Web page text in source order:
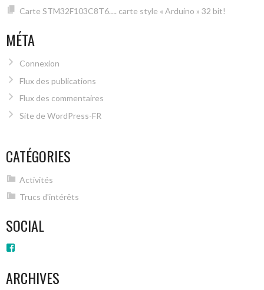
Carte STM32F103C8T6…. carte style « Arduino » 32 bit!
MÉTA
Connexion
Flux des publications
Flux des commentaires
Site de WordPress-FR
CATÉGORIES
Activités
Trucs d'intérêts
SOCIAL
de
groups/1887954808091353/?
ARCHIVES